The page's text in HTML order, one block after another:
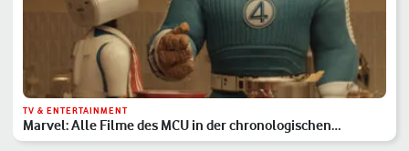
TV & ENTERTAINMENT
Marvel: Alle Filme des MCU in der chronologischen
Reihenfolge